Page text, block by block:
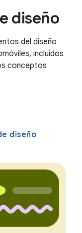
diseño
del diseño
incluidos
conceptos
diseño